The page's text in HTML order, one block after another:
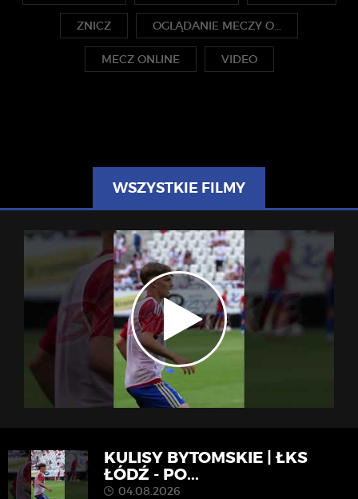
ZNICZ OGLĄDANIE MECZY O...
MECZ ONLINE VIDEO
WSZYSTKIE FILMY
KULISY BYTOMSKIE | ŁKS
ŁÓDŹ - PO...
04.08.2026